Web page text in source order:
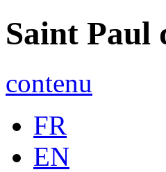
Saint Paul
contenu
FR
EN